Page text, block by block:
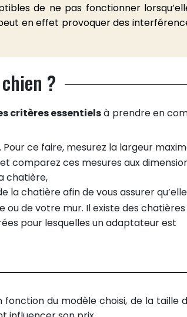
de ne pas fonctionner
en effet provoquer des
?
critères essentielsà prendre en
ce faire, mesurez la largeur
comparez ces mesures aux
chatière,
la chatière afin de vous assurer
de votre mur. Il existe des chatières
pour lesquelles un adaptateur est
du modèle choisi, de la taille